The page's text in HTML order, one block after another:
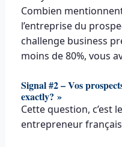
Combien
l’entreprise du
challenge business
moins de 80%, vous
Signal #2 – Vos
exactly? »
Cette question, c’est
entrepreneur